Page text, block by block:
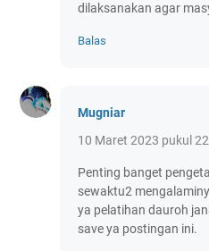
dilaksanakan agar
Balas
Mugniar
10 Maret 2023 pukul
Penting banget
sewaktu2
ya pelatihan dauroh
save ya postingan ini.